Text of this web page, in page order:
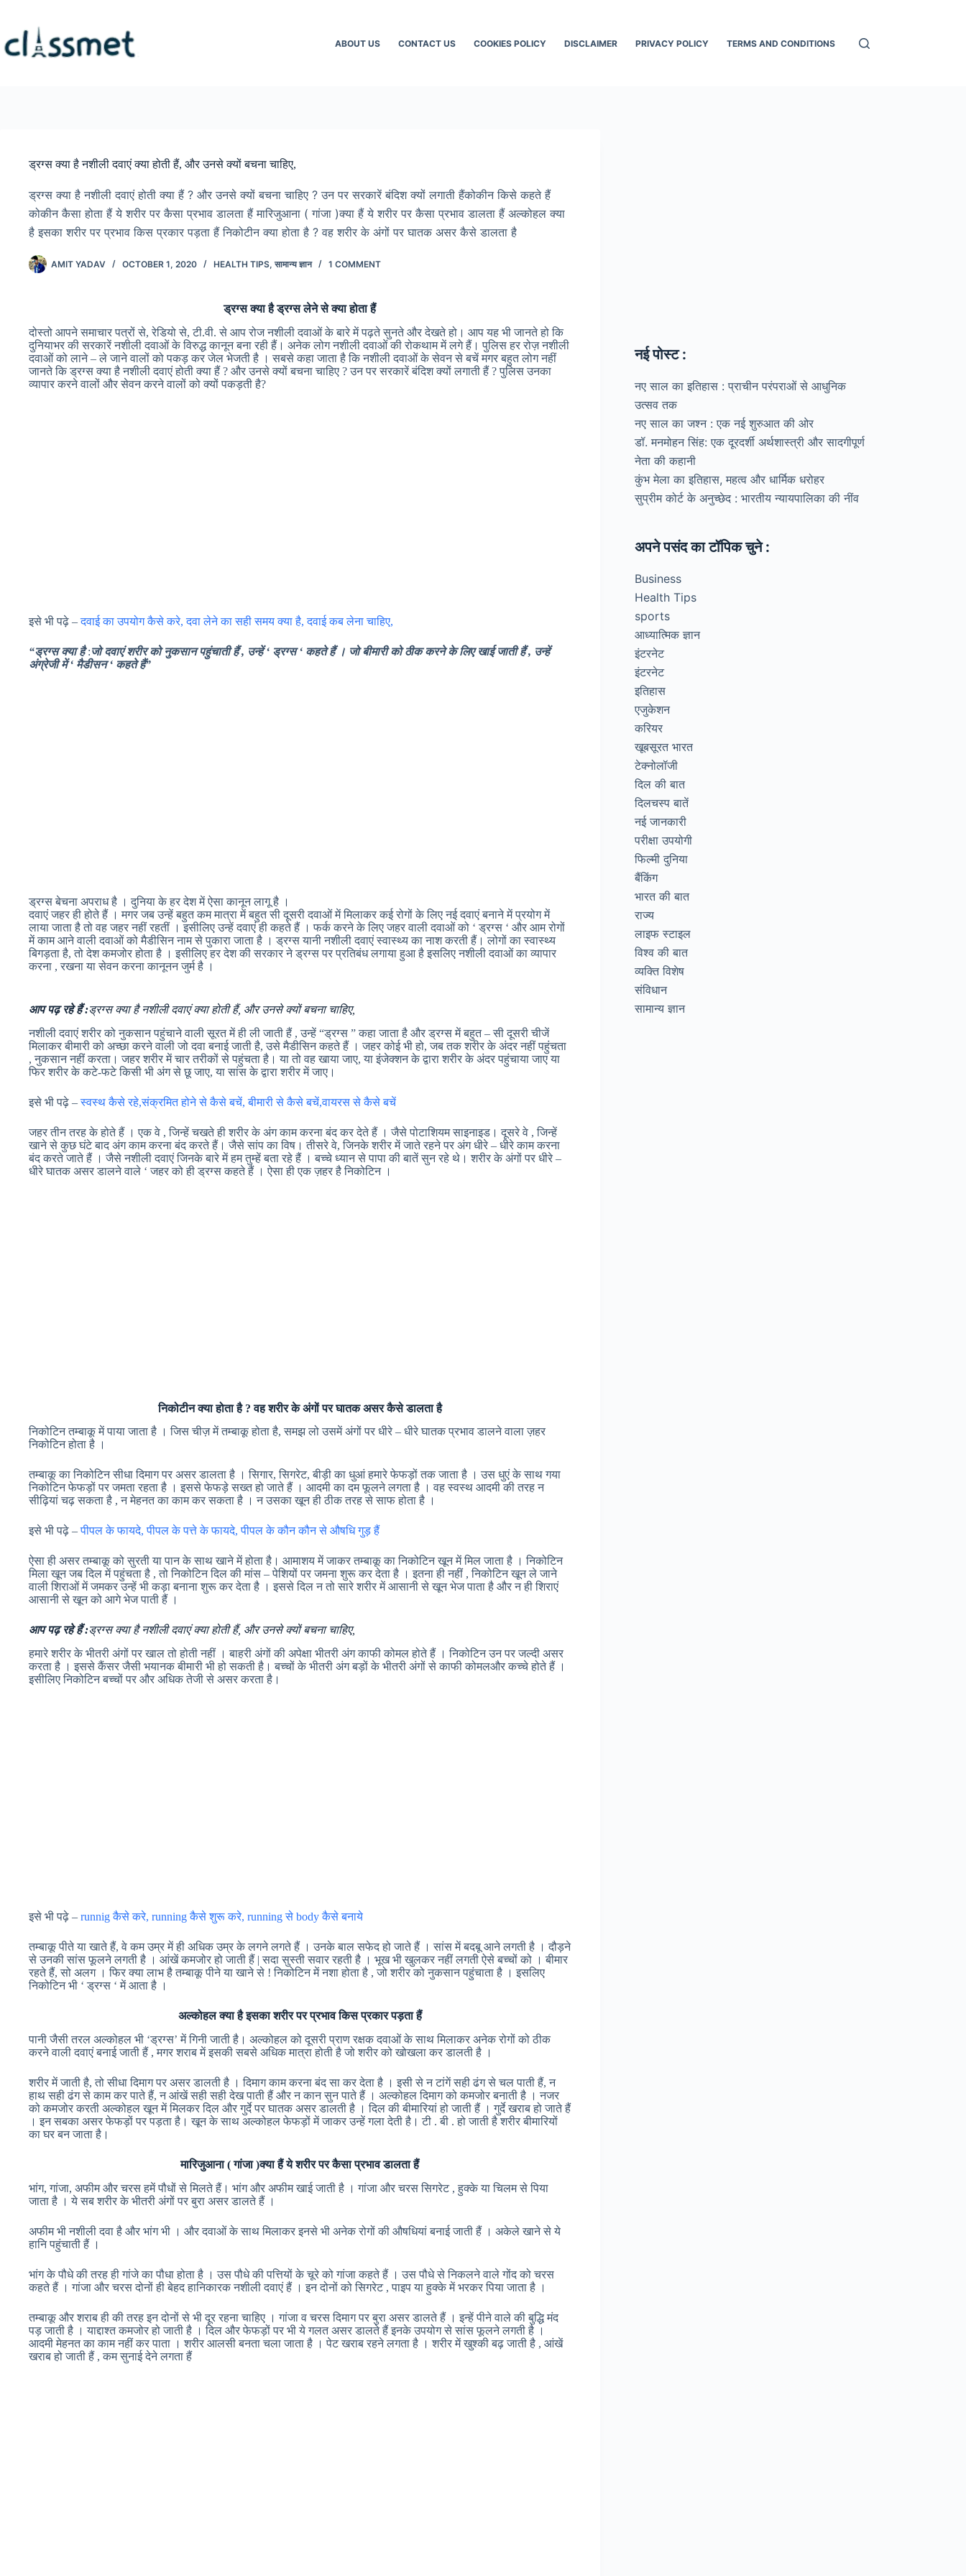
content
ABOUT US CONTACT US COOKIES POLICY DISCLAIMER PRIVACY POLICY TERMS AND CONDITIONS
ड्रग्स क्या है नशीली दवाएं क्या होती हैं, और उनसे क्यों बचना चाहिए,
ड्रग्स क्या है नशीली दवाएं होती क्या हैं ? और उनसे क्यों बचना चाहिए ? उन पर सरकारें बंदिश क्यों लगाती हैंकोकीन किसे कहते हैं
कोकीन कैसा होता हैं ये शरीर पर कैसा प्रभाव डालता हैं मारिजुआना ( गांजा )क्या हैं ये शरीर पर कैसा प्रभाव डालता हैं अल्कोहल क्या
है इसका शरीर पर प्रभाव किस प्रकार पड़ता हैं निकोटीन क्या होता है ? वह शरीर के अंगों पर घातक असर कैसे डालता है
AMIT YADAV OCTOBER 1, 2020 HEALTH TIPS, सामान्य ज्ञान 1 COMMENT
ड्रग्स क्या है ड्रग्स लेने से क्या होता हैं
दोस्तो आपने समाचार पत्रों से, रेडियो से, टी.वी. से आप रोज नशीली दवाओं के बारे में पढ़ते सुनते और देखते हो। आप यह भी जानते हो कि
दुनियाभर की सरकारें नशीली दवाओं के विरुद्ध कानून बना रही हैं। अनेक लोग नशीली दवाओं की रोकथाम में लगे हैं। पुलिस हर रोज़ नशीली
दवाओं को लाने – ले जाने वालों को पकड़ कर जेल भेजती है । सबसे कहा जाता है कि नशीली दवाओं के सेवन से बचें मगर बहुत लोग नहीं
जानते कि ड्रग्स क्या है नशीली दवाएं होती क्या हैं ? और उनसे क्यों बचना चाहिए ? उन पर सरकारें बंदिश क्यों लगाती हैं ? पुलिस उनका
व्यापार करने वालों और सेवन करने वालों को क्यों पकड़ती है?
इसे भी पढ़े –दवाई का उपयोग कैसे करे, दवा लेने का सही समय क्या है, दवाई कब लेना चाहिए,
“ड्रग्स क्या है:जो दवाएं शरीर को नुकसान पहुंचाती हैं , उन्हें ‘ ड्रग्स ‘ कहते हैं । जो बीमारी को ठीक करने के लिए खाई जाती हैं , उन्हें
अंग्रेजी में ‘ मैडीसन ‘ कहते हैं”
ड्रग्स बेचना अपराध है । दुनिया के हर देश में ऐसा कानून लागू है ।
दवाएं जहर ही होते हैं । मगर जब उन्हें बहुत कम मात्रा में बहुत सी दूसरी दवाओं में मिलाकर कई रोगों के लिए नई दवाएं बनाने में प्रयोग में
लाया जाता है तो वह जहर नहीं रहतीं । इसीलिए उन्हें दवाएं ही कहते हैं । फर्क करने के लिए जहर वाली दवाओं को ‘ ड्रग्स ‘ और आम रोगों
में काम आने वाली दवाओं को मैडीसिन नाम से पुकारा जाता है । ड्रग्स यानी नशीली दवाएं स्वास्थ्य का नाश करती हैं। लोगों का स्वास्थ्य
बिगड़ता है, तो देश कमजोर होता है । इसीलिए हर देश की सरकार ने ड्रग्स पर प्रतिबंध लगाया हुआ है इसलिए नशीली दवाओं का व्यापार
करना , रखना या सेवन करना कानूनन जुर्म है ।
आप पढ़ रहे हैं :ड्रग्स क्या है नशीली दवाएं क्या होती हैं, और उनसे क्यों बचना चाहिए,
नशीली दवाएं शरीर को नुकसान पहुंचाने वाली सूरत में ही ली जाती हैं , उन्हें “ड्रग्स ” कहा जाता है और ड्रग्स में बहुत – सी दूसरी चीजें
मिलाकर बीमारी को अच्छा करने वाली जो दवा बनाई जाती है, उसे मैडीसिन कहते हैं । जहर कोई भी हो, जब तक शरीर के अंदर नहीं पहुंचता
, नुकसान नहीं करता। जहर शरीर में चार तरीकों से पहुंचता है। या तो वह खाया जाए, या इंजेक्शन के द्वारा शरीर के अंदर पहुंचाया जाए या
फिर शरीर के कटे-फटे किसी भी अंग से छू जाए, या सांस के द्वारा शरीर में जाए।
इसे भी पढ़े –स्वस्थ कैसे रहे,संक्रमित होने से कैसे बचें, बीमारी से कैसे बचें,वायरस से कैसे बचें
जहर तीन तरह के होते हैं । एक वे , जिन्हें चखते ही शरीर के अंग काम करना बंद कर देते हैं । जैसे पोटाशियम साइनाइड। दूसरे वे , जिन्हें
खाने से कुछ घंटे बाद अंग काम करना बंद करते हैं। जैसे सांप का विष। तीसरे वे, जिनके शरीर में जाते रहने पर अंग धीरे – धीरे काम करना
बंद करते जाते हैं । जैसे नशीली दवाएं जिनके बारे में हम तुम्हें बता रहे हैं । बच्चे ध्यान से पापा की बातें सुन रहे थे। शरीर के अंगों पर धीरे –
धीरे घातक असर डालने वाले ‘ जहर को ही ड्रग्स कहते हैं । ऐसा ही एक ज़हर है निकोटिन ।
निकोटीन क्या होता है ? वह शरीर के अंगों पर घातक असर कैसे डालता है
निकोटिन तम्बाकू में पाया जाता है । जिस चीज़ में तम्बाकू होता है, समझ लो उसमें अंगों पर धीरे – धीरे घातक प्रभाव डालने वाला ज़हर
निकोटिन होता है ।
तम्बाकू का निकोटिन सीधा दिमाग पर असर डालता है । सिगार, सिगरेट, बीड़ी का धुआं हमारे फेफड़ों तक जाता है । उस धुएं के साथ गया
निकोटिन फेफड़ों पर जमता रहता है । इससे फेफड़े सख्त हो जाते हैं । आदमी का दम फूलने लगता है । वह स्वस्थ आदमी की तरह न
सीढ़ियां चढ़ सकता है , न मेहनत का काम कर सकता है । न उसका खून ही ठीक तरह से साफ होता है ।
इसे भी पढ़े –पीपल के फायदे, पीपल के पत्ते के फायदे, पीपल के कौन कौन से औषधि गुड़ हैं
ऐसा ही असर तम्बाकू को सुरती या पान के साथ खाने में होता है। आमाशय में जाकर तम्बाकू का निकोटिन खून में मिल जाता है । निकोटिन
मिला खून जब दिल में पहुंचता है , तो निकोटिन दिल की मांस – पेशियों पर जमना शुरू कर देता है । इतना ही नहीं , निकोटिन खून ले जाने
वाली शिराओं में जमकर उन्हें भी कड़ा बनाना शुरू कर देता है । इससे दिल न तो सारे शरीर में आसानी से खून भेज पाता है और न ही शिराएं
आसानी से खून को आगे भेज पाती हैं ।
आप पढ़ रहे हैं :ड्रग्स क्या है नशीली दवाएं क्या होती हैं, और उनसे क्यों बचना चाहिए,
हमारे शरीर के भीतरी अंगों पर खाल तो होती नहीं । बाहरी अंगों की अपेक्षा भीतरी अंग काफी कोमल होते हैं । निकोटिन उन पर जल्दी असर
करता है । इससे कैंसर जैसी भयानक बीमारी भी हो सकती है। बच्चों के भीतरी अंग बड़ों के भीतरी अंगों से काफी कोमलऔर कच्चे होते हैं ।
इसीलिए निकोटिन बच्चों पर और अधिक तेजी से असर करता है।
इसे भी पढ़े – runnig कैसे करे, running कैसे शुरू करे, running से body कैसे बनाये
तम्बाकू पीते या खाते हैं, वे कम उम्र में ही अधिक उम्र के लगने लगते हैं । उनके बाल सफेद हो जाते हैं । सांस में बदबू आने लगती है । दौड़ने
से उनकी सांस फूलने लगती है । आंखें कमजोर हो जाती हैं | सदा सुस्ती सवार रहती है । भूख भी खुलकर नहीं लगती ऐसे बच्चों को । बीमार
रहते हैं, सो अलग । फिर क्या लाभ है तम्बाकू पीने या खाने से ! निकोटिन में नशा होता है , जो शरीर को नुकसान पहुंचाता है । इसलिए
निकोटिन भी ‘ ड्रग्स ‘ में आता है ।
अल्कोहल क्या है इसका शरीर पर प्रभाव किस प्रकार पड़ता हैं
पानी जैसी तरल अल्कोहल भी ‘ड्रग्स’ में गिनी जाती है। अल्कोहल को दूसरी प्राण रक्षक दवाओं के साथ मिलाकर अनेक रोगों को ठीक
करने वाली दवाएं बनाई जाती हैं , मगर शराब में इसकी सबसे अधिक मात्रा होती है जो शरीर को खोखला कर डालती है ।
शरीर में जाती है, तो सीधा दिमाग पर असर डालती है । दिमाग काम करना बंद सा कर देता है । इसी से न टांगें सही ढंग से चल पाती हैं, न
हाथ सही ढंग से काम कर पाते हैं, न आंखें सही सही देख पाती हैं और न कान सुन पाते हैं । अल्कोहल दिमाग को कमजोर बनाती है । नजर
को कमजोर करती अल्कोहल खून में मिलकर दिल और गुर्दे पर घातक असर डालती है । दिल की बीमारियां हो जाती हैं । गुर्दे खराब हो जाते हैं
। इन सबका असर फेफड़ों पर पड़ता है। खून के साथ अल्कोहल फेफड़ों में जाकर उन्हें गला देती है। टी . बी . हो जाती है शरीर बीमारियों
का घर बन जाता है।
मारिजुआना ( गांजा )क्या हैं ये शरीर पर कैसा प्रभाव डालता हैं
भांग, गांजा, अफीम और चरस हमें पौधों से मिलते हैं। भांग और अफीम खाई जाती है । गांजा और चरस सिगरेट , हुक्के या चिलम से पिया
जाता है । ये सब शरीर के भीतरी अंगों पर बुरा असर डालते हैं ।
अफीम भी नशीली दवा है और भांग भी । और दवाओं के साथ मिलाकर इनसे भी अनेक रोगों की औषधियां बनाई जाती हैं । अकेले खाने से ये
हानि पहुंचाती हैं ।
भांग के पौधे की तरह ही गांजे का पौधा होता है । उस पौधे की पत्तियों के चूरे को गांजा कहते हैं । उस पौधे से निकलने वाले गोंद को चरस
कहते हैं । गांजा और चरस दोनों ही बेहद हानिकारक नशीली दवाएं हैं । इन दोनों को सिगरेट , पाइप या हुक्के में भरकर पिया जाता है ।
तम्बाकू और शराब ही की तरह इन दोनों से भी दूर रहना चाहिए । गांजा व चरस दिमाग पर बुरा असर डालते हैं । इन्हें पीने वाले की बुद्धि मंद
पड़ जाती है । याद्दाश्त कमजोर हो जाती है । दिल और फेफड़ों पर भी ये गलत असर डालते हैं इनके उपयोग से सांस फूलने लगती है ।
आदमी मेहनत का काम नहीं कर पाता । शरीर आलसी बनता चला जाता है । पेट खराब रहने लगता है । शरीर में खुश्की बढ़ जाती है , आंखें
खराब हो जाती हैं , कम सुनाई देने लगता हैं
नई पोस्ट :
नए साल का इतिहास : प्राचीन परंपराओं से आधुनिक
उत्सव तक
नए साल का जश्न : एक नई शुरुआत की ओर
डॉ. मनमोहन सिंह: एक दूरदर्शी अर्थशास्त्री और सादगीपूर्ण
नेता की कहानी
कुंभ मेला का इतिहास, महत्व और धार्मिक धरोहर
सुप्रीम कोर्ट के अनुच्छेद : भारतीय न्यायपालिका की नींव
अपने पसंद का टॉपिक चुने :
Business
Health Tips
sports
आध्यात्मिक ज्ञान
इंटरनेट
इंटरनेट
इतिहास
एजुकेशन
करियर
खूबसूरत भारत
टेक्नोलॉजी
दिल की बात
दिलचस्प बातें
नई जानकारी
परीक्षा उपयोगी
फिल्मी दुनिया
बैंकिंग
भारत की बात
राज्य
लाइफ स्टाइल
विश्व की बात
व्यक्ति विशेष
संविधान
सामान्य ज्ञान